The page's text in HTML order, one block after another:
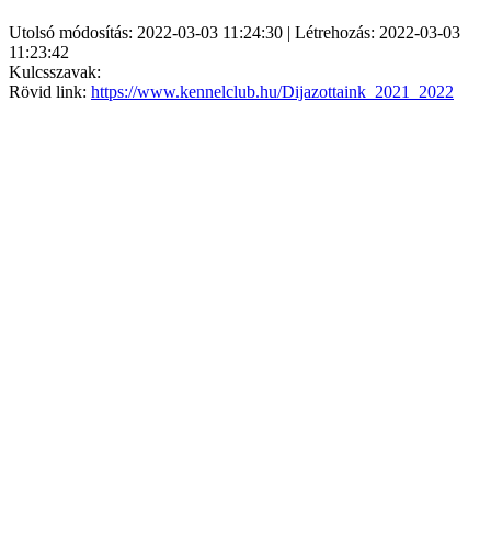
Utolsó módosítás: 2022-03-03 11:24:30 | Létrehozás: 2022-03-03
11:23:42
Kulcsszavak:
Rövid link: https://www.kennelclub.hu/Dijazottaink_2021_2022